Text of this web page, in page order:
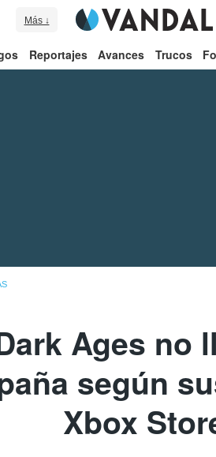
Más ↓
Reportajes Avances Trucos
Ages no
según
Xbox